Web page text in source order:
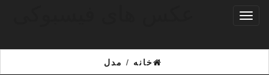
تغییر
خانه/ مدل